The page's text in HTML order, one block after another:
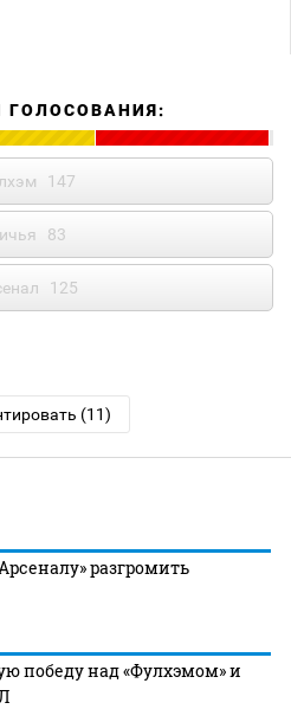
ГОЛОСОВАНИЯ:
147
83
125
(11)
разгромить
победу над «Фулхэмом» и